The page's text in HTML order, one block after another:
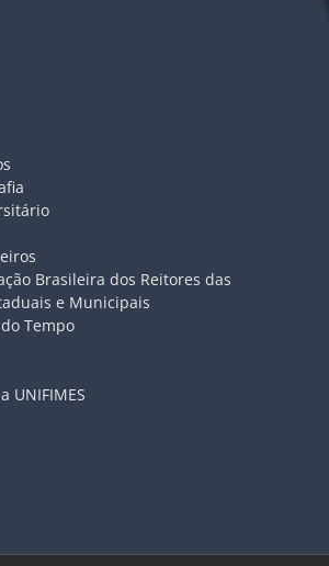
Brasileira dos Reitores das
e Municipais
Tempo
UNIFIMES